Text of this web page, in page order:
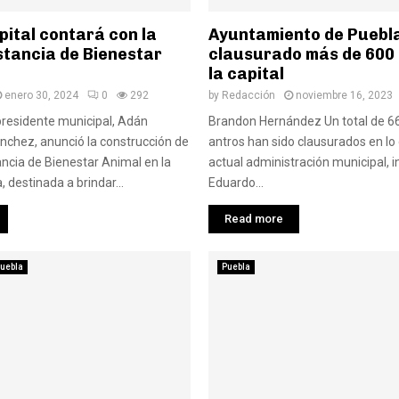
contará con la
de Bienestar
enero 30, 2024 0 292
municipal, Adán
anunció la construcción de
de Bienestar Animal en la
destinada a brindar...
Ayuntamiento de
clausurado más de
la capital
by Redacción noviembre 16, 2023
Brandon Hernández Un total de
antros han sido clausurados en lo
actual administración municipal,
Eduardo...
Read more
Puebla